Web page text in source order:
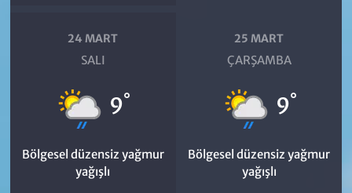
24 MART
SALI
9°
Bölgesel düzensiz yağmur
yağışlı
25 MART
ÇARŞAMBA
9°
Bölgesel düzensiz yağmur
yağışlı